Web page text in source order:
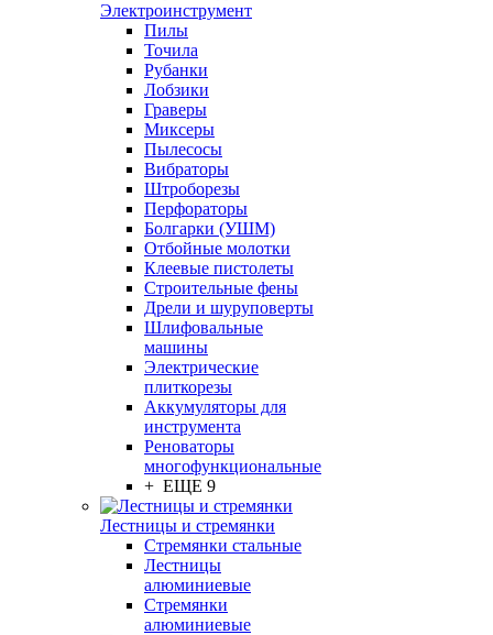
Электроинструмент
Пилы
Точила
Рубанки
Лобзики
Граверы
Миксеры
Пылесосы
Вибраторы
Штроборезы
Перфораторы
Болгарки (УШМ)
Отбойные молотки
Клеевые пистолеты
Строительные фены
Дрели и шуруповерты
Шлифовальные
машины
Электрические
плиткорезы
Аккумуляторы для
инструмента
Реноваторы
многофункциональные
+ ЕЩЕ 9
Лестницы и стремянки
Стремянки стальные
Лестницы
алюминиевые
Стремянки
алюминиевые